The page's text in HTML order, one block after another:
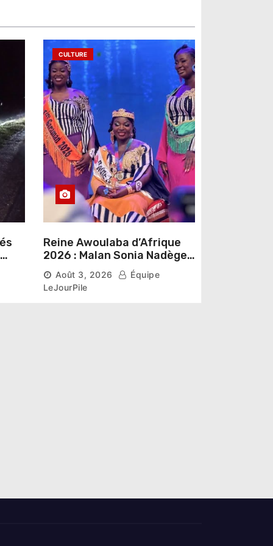
CULTURE
Reine Awoulaba d’Afrique
2026 : Malan Sonia Nadège
épouse N’Guessan décroche
la couronne
Août 3, 2026
Équipe
LeJourPile